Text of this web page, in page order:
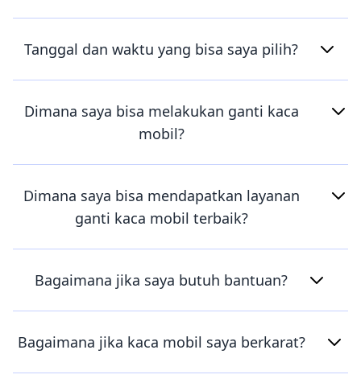
Tanggal dan waktu yang bisa saya pilih?
Dimana saya bisa melakukan ganti kaca
mobil?
Dimana saya bisa mendapatkan layanan
ganti kaca mobil terbaik?
Bagaimana jika saya butuh bantuan?
Bagaimana jika kaca mobil saya berkarat?